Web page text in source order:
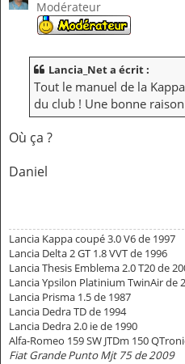
Modérateur
Lancia_Net a écrit :
Tout le manuel de la
du club ! Une bonne
Où ça ?
Daniel
Lancia Kappa coupé 3.0 V6 de 1997
Lancia Delta 2 GT 1.8 VVT de 1996
Lancia Thesis Emblema 2.0 T20 de
Lancia Ypsilon Platinium TwinAir de
Lancia Prisma 1.5 de 1987
Lancia Dedra TD de 1994
Lancia Dedra 2.0 ie de 1990
Alfa-Romeo 159 SW JTDm 150
Fiat Grande Punto Mjt 75 de 2009